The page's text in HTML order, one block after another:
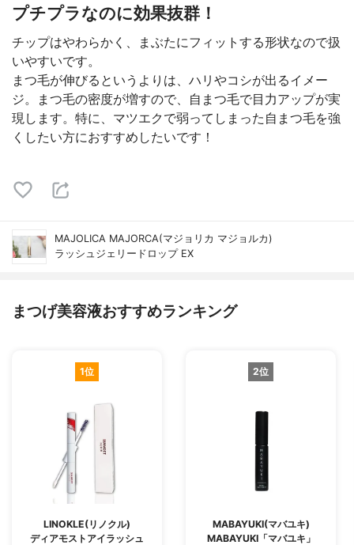
プチプラなのに効果抜群！
チップはやわらかく、まぶたにフィットする形状なので扱
いやすいです。
まつ毛が伸びるというよりは、ハリやコシが出るイメー
ジ。まつ毛の密度が増すので、自まつ毛で目力アップが実
現します。特に、マツエクで弱ってしまった自まつ毛を強
くしたい方におすすめしたいです！
MAJOLICA MAJORCA(マジョリカ マジョルカ)
ラッシュジェリードロップ EX
まつげ美容液おすすめランキング
1位
LINOKLE(リノクル)
ディアモストアイラッシュ
2位
MABAYUKI(マバユキ)
MABAYUKI「マバユキ」